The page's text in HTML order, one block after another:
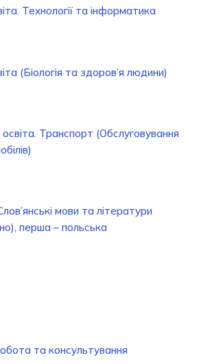
Технології та інформатика
(Біологія та здоров’я людини)
Транспорт (Обслуговування
мови та літератури
перша – польська
та консультування